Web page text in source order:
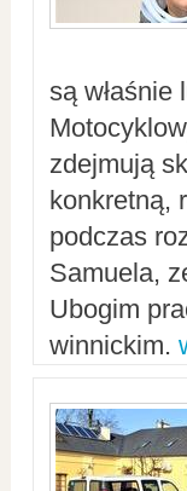
są
zdejmują
konkretną,
podczas
Samuela,
Ubogim
winnickim.